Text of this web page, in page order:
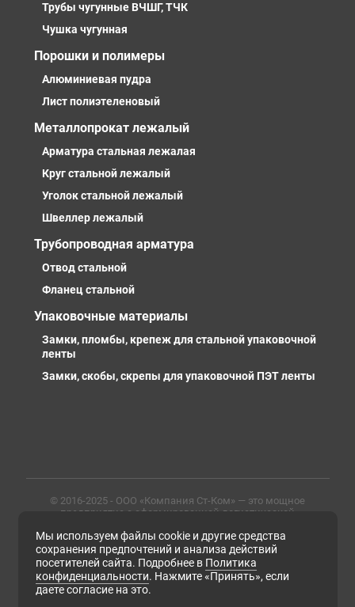
Трубы чугунные ВЧШГ, ТЧК
Чушка чугунная
Порошки и полимеры
Алюминиевая пудра
Лист полиэтеленовый
Металлопрокат лежалый
Арматура стальная лежалая
Круг стальной лежалый
Уголок стальной лежалый
Швеллер лежалый
Трубопроводная арматура
Отвод стальной
Фланец стальной
Упаковочные материалы
Замки, пломбы, крепеж для стальной упаковочной
ленты
Замки, скобы, скрепы для упаковочной ПЭТ ленты
© 2016-2025 - ООО «Компания Ст-Ком» — это мощное
предприятие с сформированной логистической
профессиональными сотрудниками. Предлагаем
металлопрокат любых марок, типов и размеров с
доставкой в России и СНГ
ИНН 6679102638, ОГРН 1169658133171
Мы используем файлы cookie и другие средства
сохранения предпочтений и анализа действий
посетителей сайта. Подробнее в Политика
конфиденциальности. Нажмите «Принять», если
даете согласие на это.